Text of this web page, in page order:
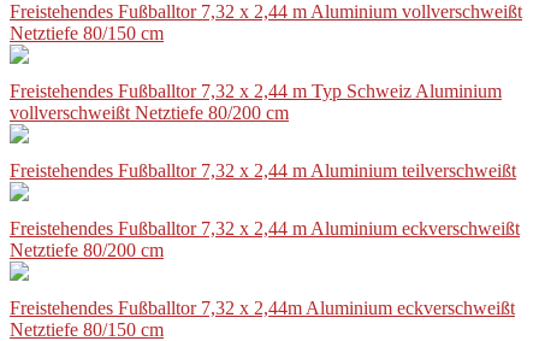
Freistehendes Fußballtor 7,32 x 2,44 m Aluminium vollverschweißt
Netztiefe 80/150 cm
Freistehendes Fußballtor 7,32 x 2,44 m Typ Schweiz Aluminium
vollverschweißt Netztiefe 80/200 cm
Freistehendes Fußballtor 7,32 x 2,44 m Aluminium teilverschweißt
Freistehendes Fußballtor 7,32 x 2,44 m Aluminium eckverschweißt
Netztiefe 80/200 cm
Freistehendes Fußballtor 7,32 x 2,44m Aluminium eckverschweißt
Netztiefe 80/150 cm